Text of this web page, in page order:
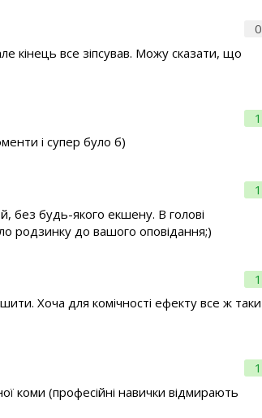
0
кінець все зіпсував. Можу сказати, що
1
і супер було б)
1
без будь-якого екшену. В голові
родзинку до вашого оповідання;)
1
Хоча для комічності ефекту все ж таки
1
коми (професійні навички відмирають